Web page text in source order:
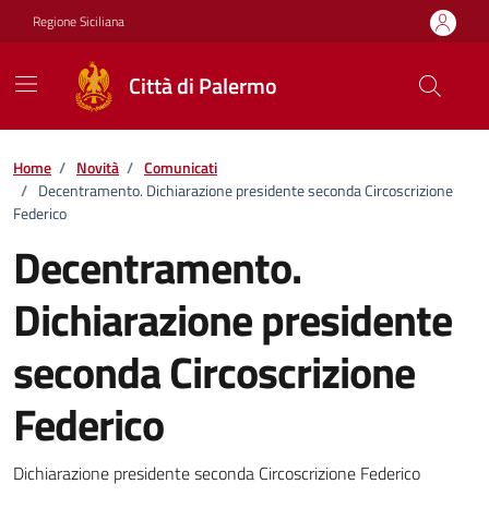
Vai ai contenuti
Vai al footer
Regione Siciliana
Città di Palermo
Home / Novità / Comunicati
/ Decentramento. Dichiarazione presidente seconda Circoscrizione
Federico
Decentramento.
Dichiarazione presidente
seconda Circoscrizione
Federico
Dettagli della notizia
Dichiarazione presidente seconda Circoscrizione Federico